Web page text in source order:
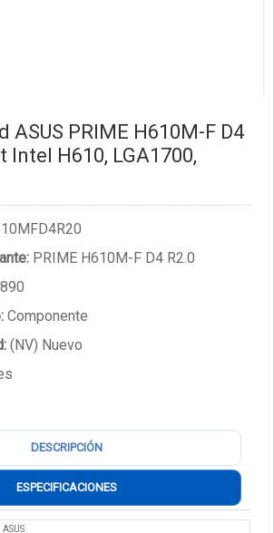
ASUS PRIME H610M-F D4
Intel H610, LGA1700,
PRIME H610M-F D4 R2.0
Componente
(NV) Nuevo
DESCRIPCIÓN
ESPECIFICACIONES
ASUS